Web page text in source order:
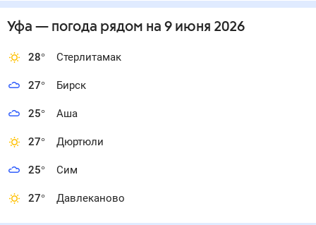
Уфа — погода рядом на 9 июня 2026
28° Стерлитамак
27° Бирск
25° Аша
27° Дюртюли
25° Сим
27° Давлеканово